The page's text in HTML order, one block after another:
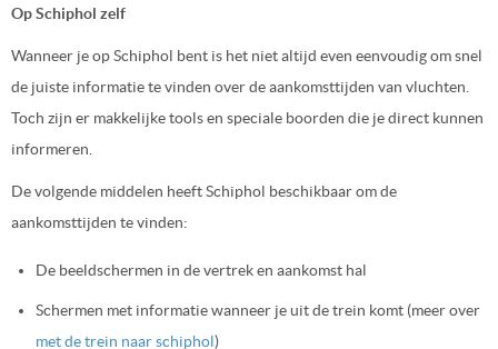
Op Schiphol zelf
Wanneer je op Schiphol bent is het niet altijd even eenvoudig om snel
de juiste informatie te vinden over de aankomsttijden van vluchten.
Toch zijn er makkelijke tools en speciale boorden die je direct kunnen
informeren.
De volgende middelen heeft Schiphol beschikbaar om de
aankomsttijden te vinden:
De beeldschermen in de vertrek en aankomst hal
Schermen met informatie wanneer je uit de trein komt (meer over
met de trein naar schiphol)